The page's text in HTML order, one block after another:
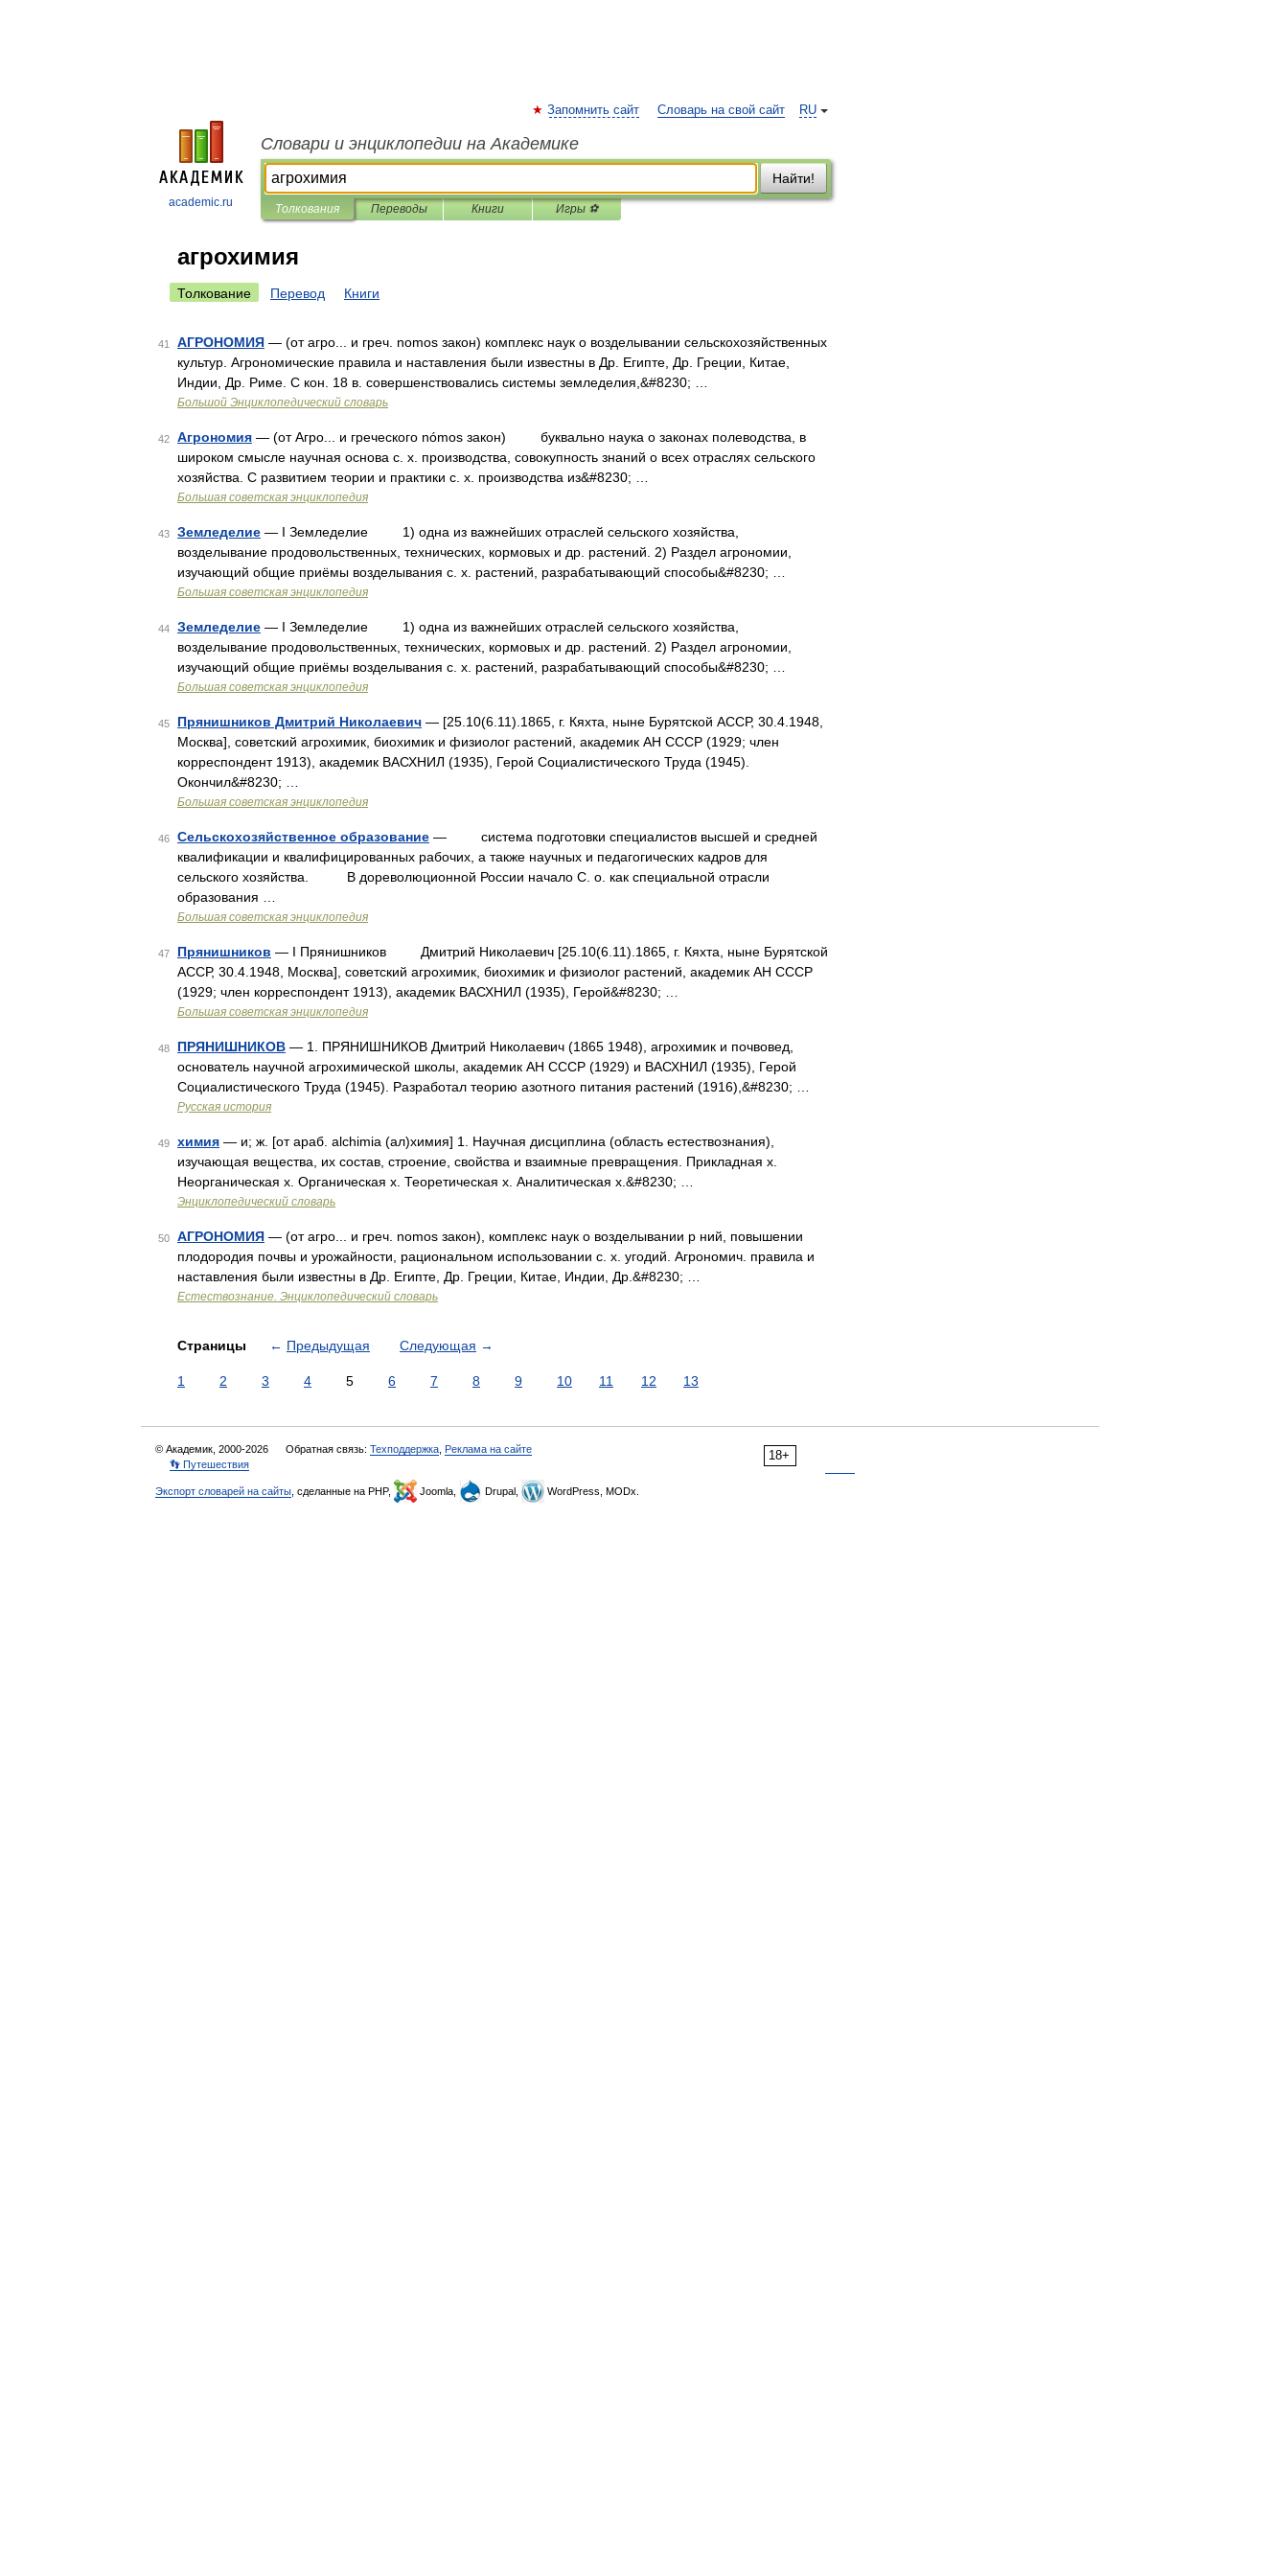
academic.ru
RU
Запомнить сайт Словарь на свой сайт
Словари и энциклопедии на Академике
Найти!
Толкования Переводы Книги Игры ⚽
агрохимия
Толкование Перевод Книги
41 АГРОНОМИЯ — (от агро... и греч. nomos закон) комплекс наук о возделывании сельскохозяйственных
культур. Агрономические правила и наставления были известны в Др. Египте, Др. Греции, Китае,
Индии, Др. Риме. С кон. 18 в. совершенствовались системы земледелия,&#8230; …
Большой Энциклопедический словарь
42 Агрономия — (от Агро... и греческого nómos закон) буквально наука о законах полеводства, в
широком смысле научная основа с. х. производства, совокупность знаний о всех отраслях сельского
хозяйства. С развитием теории и практики с. х. производства из&#8230; …
Большая советская энциклопедия
43 Земледелие — I Земледелие 1) одна из важнейших отраслей сельского хозяйства,
возделывание продовольственных, технических, кормовых и др. растений. 2) Раздел агрономии,
изучающий общие приёмы возделывания с. х. растений, разрабатывающий способы&#8230; …
Большая советская энциклопедия
44 Земледелие — I Земледелие 1) одна из важнейших отраслей сельского хозяйства,
возделывание продовольственных, технических, кормовых и др. растений. 2) Раздел агрономии,
изучающий общие приёмы возделывания с. х. растений, разрабатывающий способы&#8230; …
Большая советская энциклопедия
45 Прянишников Дмитрий Николаевич — [25.10(6.11).1865, г. Кяхта, ныне Бурятской АССР, 30.4.1948,
Москва], советский агрохимик, биохимик и физиолог растений, академик АН СССР (1929; член
корреспондент 1913), академик ВАСХНИЛ (1935), Герой Социалистического Труда (1945).
Окончил&#8230; …
Большая советская энциклопедия
46 Сельскохозяйственное образование — система подготовки специалистов высшей и средней
квалификации и квалифицированных рабочих, а также научных и педагогических кадров для
сельского хозяйства. В дореволюционной России начало С. о. как специальной отрасли
образования …
Большая советская энциклопедия
47 Прянишников — I Прянишников Дмитрий Николаевич [25.10(6.11).1865, г. Кяхта, ныне Бурятской
АССР, 30.4.1948, Москва], советский агрохимик, биохимик и физиолог растений, академик АН СССР
(1929; член корреспондент 1913), академик ВАСХНИЛ (1935), Герой&#8230; …
Большая советская энциклопедия
48 ПРЯНИШНИКОВ — 1. ПРЯНИШНИКОВ Дмитрий Николаевич (1865 1948), агрохимик и почвовед,
основатель научной агрохимической школы, академик АН СССР (1929) и ВАСХНИЛ (1935), Герой
Социалистического Труда (1945). Разработал теорию азотного питания растений (1916),&#8230; …
Русская история
49 химия — и; ж. [от араб. alchimia (ал)химия] 1. Научная дисциплина (область естествознания),
изучающая вещества, их состав, строение, свойства и взаимные превращения. Прикладная х.
Неорганическая х. Органическая х. Теоретическая х. Аналитическая х.&#8230; …
Энциклопедический словарь
50 АГРОНОМИЯ — (от агро... и греч. nоmos закон), комплекс наук о возделывании р ний, повышении
плодородия почвы и урожайности, рациональном использовании с. х. угодий. Агрономич. правила и
наставления были известны в Др. Египте, Др. Греции, Китае, Индии, Др.&#8230; …
Естествознание. Энциклопедический словарь
Страницы ← Предыдущая Следующая →
1 2 3 4 5 6 7 8 9 10 11 12 13
18+
© Академик, 2000-2026 Обратная связь: Техподдержка Реклама на сайте
👣 Путешествия
Экспорт словарей на сайты , сделанные на PHP, Joomla, Drupal, WordPress, MODx.